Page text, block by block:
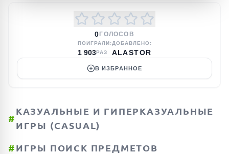
0 ГОЛОСОВ
ПОИГРАЛИ:
1 903РАЗ
ДОБАВЛЕНО:
ALASTOR
В ИЗБРАННОЕ
#
КАЗУАЛЬНЫЕ И ГИПЕРКАЗУАЛЬНЫЕ
ИГРЫ (CASUAL)
#ИГРЫ ПОИСК ПРЕДМЕТОВ